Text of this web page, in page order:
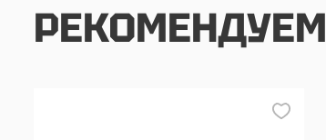
РЕКОМЕНДУЕМ